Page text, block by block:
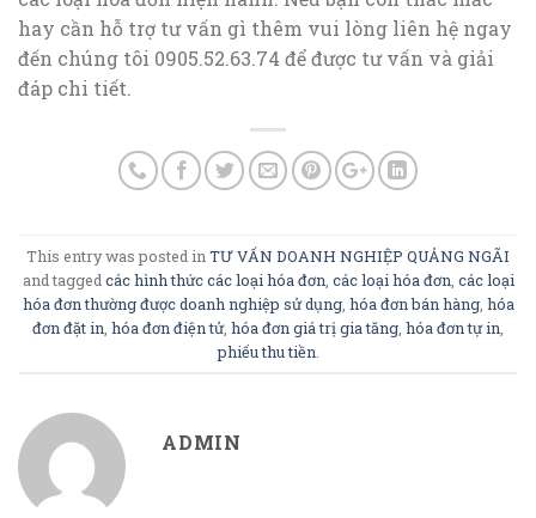
hay cần hỗ trợ tư vấn gì thêm vui lòng liên hệ ngay
đến chúng tôi 0905.52.63.74 để được tư vấn và giải
đáp chi tiết.
This entry was posted in TƯ VẤN DOANH NGHIỆP QUẢNG NGÃI
and tagged các hình thức các loại hóa đơn các loại hóa đơn các loại
hóa đơn thường được doanh nghiệp sử dụng, hóa đơn bán hàng, hóa
đơn đặt in hóa đơn điện tử, hóa đơn giá trị gia tăng hóa đơn tự in
phiếu thu tiền
ADMIN